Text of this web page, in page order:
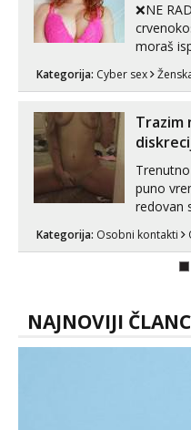
❌NE
moraš
MLADA
prorodne
U mojoj
pranaći
s
Kategorija: Cyber sex
Trazim
puno
redovan sex
Kategorija: Osobni kontakti
NAJNOVIJI